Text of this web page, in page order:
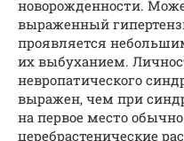
новорожденности.
выраженный
проявляется
их выбуханием.
невропатического
выражен, чем при
на первое место
церебрастенические